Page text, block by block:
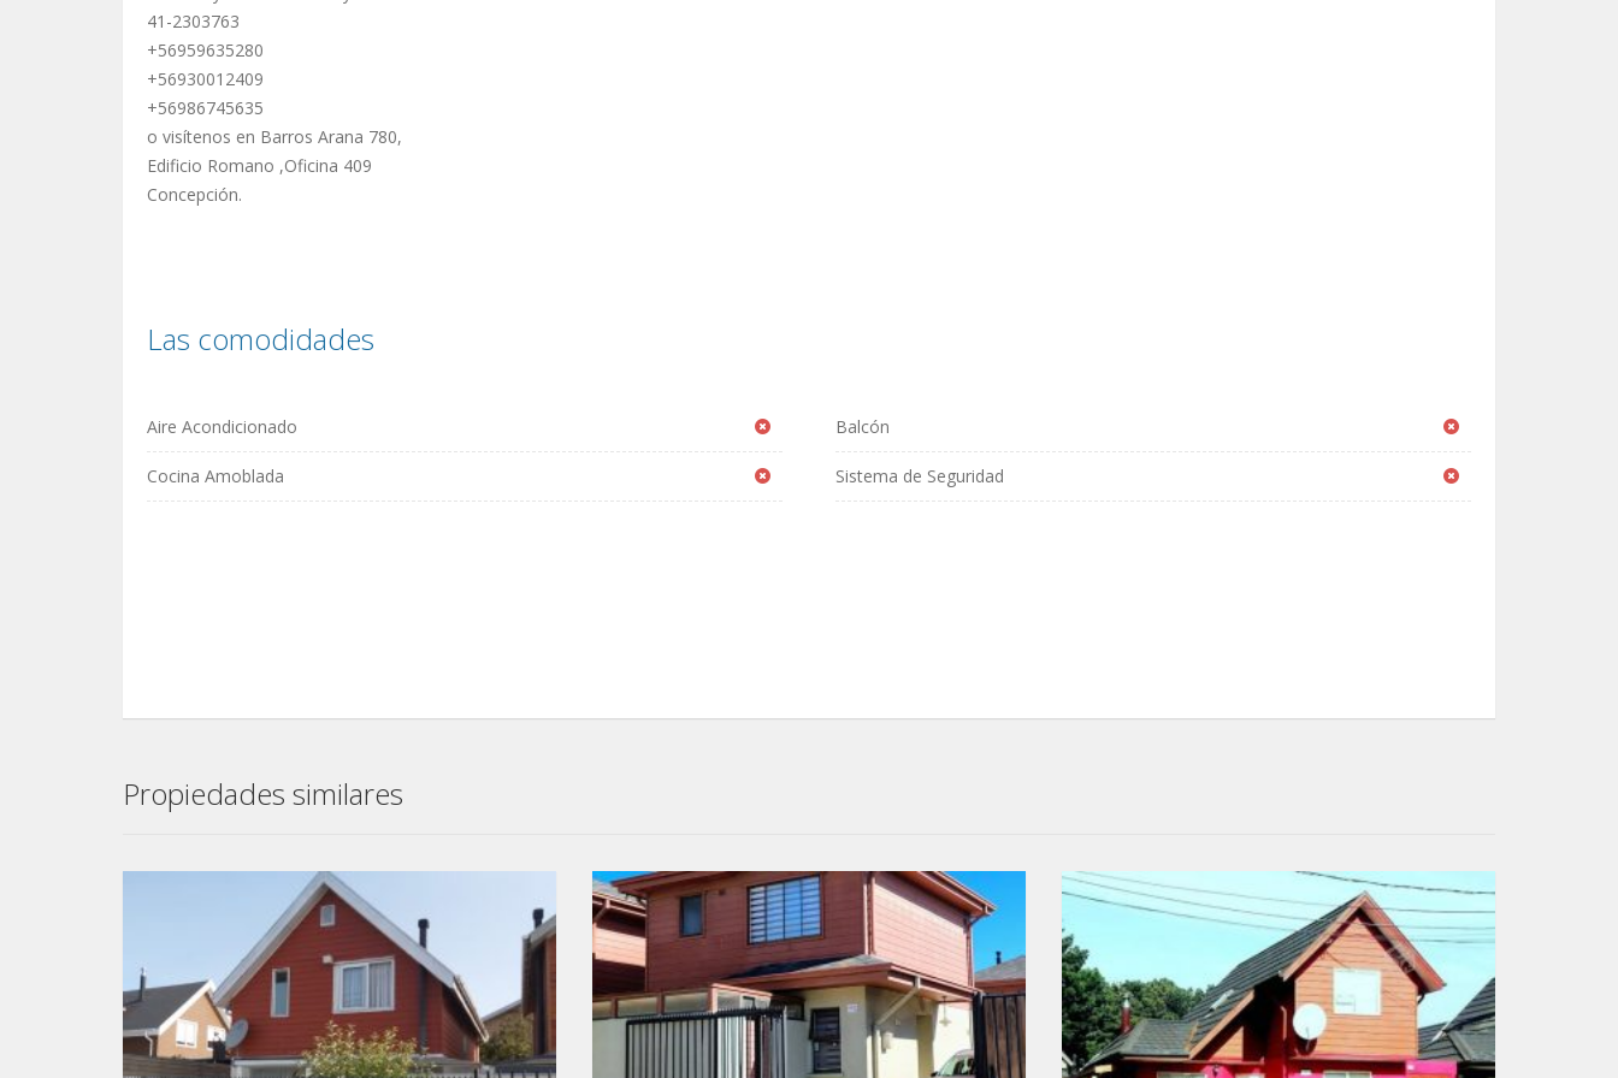
41-2303763
+56959635280
+56930012409
+56986745635
o visítenos en Barros Arana 780,
Edificio Romano ,Oficina 409
Concepción.
Las comodidades
Aire Acondicionado Balcón
Cocina Amoblada Sistema de Seguridad
Propiedades similares